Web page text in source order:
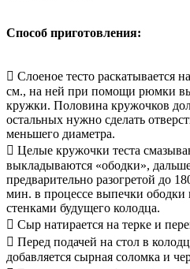
Способ приготовления:
 Слоеное тесто раскатывается
см., на ней при помощи рюмки
кружки. Половина кружочков
остальных нужно сделать
меньшего диаметра.
 Целые кружочки теста
выкладываются «ободки»,
предварительно разогретой до
мин. в процессе выпечки ободки
стенками будущего колодца.
 Сыр натирается на терке и
 Перед подачей на стол в
добавляется сырная соломка и